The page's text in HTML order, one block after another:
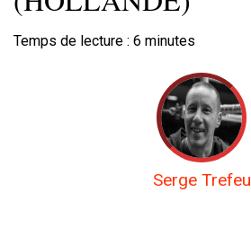
Temps de lecture : 6 minutes
Serge Trefeu